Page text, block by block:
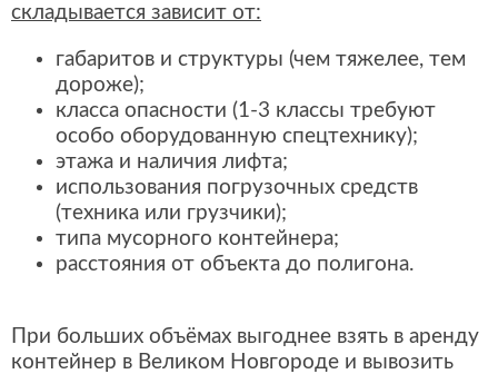
складывается зависит от:
габаритов и структуры (чем тяжелее, тем
дороже);
класса опасности (1-3 классы требуют
особо оборудованную спецтехнику);
этажа и наличия лифта;
использования погрузочных средств
(техника или грузчики);
типа мусорного контейнера;
расстояния от объекта до полигона.
При больших объёмах выгоднее взять в аренду
контейнер в Великом Новгороде и вывозить